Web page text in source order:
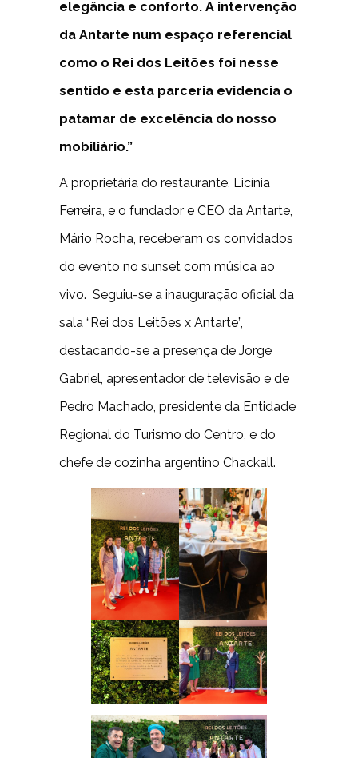
elegância e conforto. A intervenção
da Antarte num espaço referencial
como o Rei dos Leitões foi nesse
sentido e esta parceria evidencia o
patamar de excelência do nosso
mobiliário.”
A proprietária do restaurante, Licínia
Ferreira, e o fundador e CEO da Antarte,
Mário Rocha, receberam os convidados
do evento no sunset com música ao
vivo. Seguiu-se a inauguração oficial da
sala “Rei dos Leitões x Antarte”,
destacando-se a presença de Jorge
Gabriel, apresentador de televisão e de
Pedro Machado, presidente da Entidade
Regional do Turismo do Centro, e do
chefe de cozinha argentino Chackall.